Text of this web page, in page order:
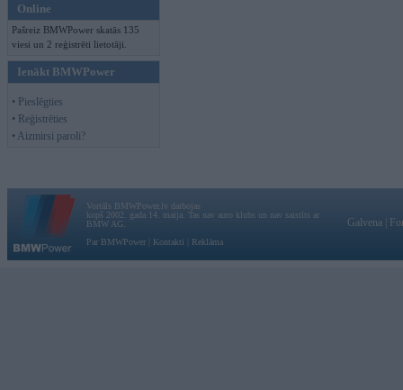
Online
Pašreiz BMWPower skatās 135
viesi un 2 reģistrēti lietotāji.
Ienākt BMWPower
• Pieslēgties
• Reģistrēties
• Aizmirsi paroli?
Vortāls BMWPower.lv darbojas
kopš 2002. gada 14. maija. Tas nav auto klubs un nav saistīts ar
BMW AG.
Par BMWPower
Kontakti Reklāma
Galvena